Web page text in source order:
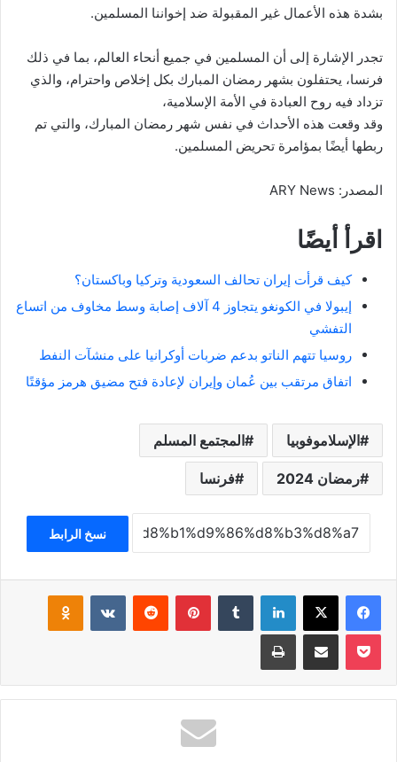
بشدة هذه الأعمال غير المقبولة ضد إخواننا المسلمين.
تجدر الإشارة إلى أن المسلمين في جميع أنحاء العالم، بما في ذلك
فرنسا، يحتفلون بشهر رمضان المبارك بكل إخلاص واحترام، والذي
تزداد فيه روح العبادة في الأمة الإسلامية،
وقد وقعت هذه الأحداث في نفس شهر رمضان المبارك، والتي تم
ربطها أيضًا بمؤامرة تحريض المسلمين.
المصدر: ARY News
اقرأ أيضًا
كيف قرأت إيران تحالف السعودية وتركيا وباكستان؟
إيبولا في الكونغو يتجاوز 4 آلاف إصابة وسط مخاوف من اتساع
التفشي
روسيا تتهم الناتو بدعم ضربات أوكرانيا على منشآت النفط
اتفاق مرتقب بين عُمان وإيران لإعادة فتح مضيق هرمز مؤقتًا
الإسلاموفوبيا المجتمع المسلم
رمضان 2024 فرنسا
نسخ الرابط
فيسبوك ‫X لينكدإن بينتيريست
‫Pocket مشاركة عبر البريد طباعة